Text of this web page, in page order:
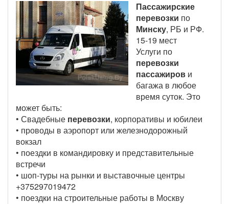
Пассажирские
перевозки по
Минску, РБ и РФ.
15-19 мест
Услуги по
перевозки
пассажиров и
багажа в любое
время суток. Это
может быть:
• Свадебные перевозки, корпоративы и юбилеи
• проводы в аэропорт или железнодорожный
вокзал
• поездки в командировку и представительные
встречи
• шоп-туры на рынки и выставочные центры
+375297019472
• поездки на строительные работы в Москву